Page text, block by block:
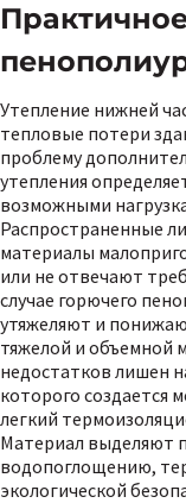
Утепление нижней
тепловые потери
проблему
утепления
возможными
Распространенные
материалы
или не отвечают
случае горючего
утяжеляют и
тяжелой и объемной
недостатков лишен
которого создается
легкий
Материал выделяют
водопоглощению,
экологической